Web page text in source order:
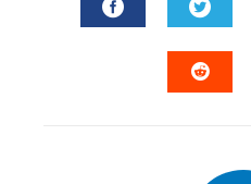
FACEBOOK